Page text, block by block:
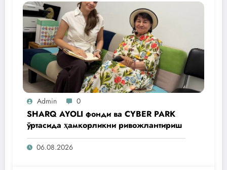
Admin 0
SHARQ AYOLI фонди ва CYBER PARK
ўртасида ҳамкорликни ривожлантириш
06.08.2026